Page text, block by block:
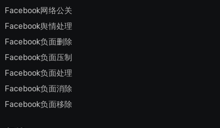
Facebook网络公关
Facebook舆情处理
Facebook负面删除
Facebook负面压制
Facebook负面处理
Facebook负面消除
Facebook负面移除